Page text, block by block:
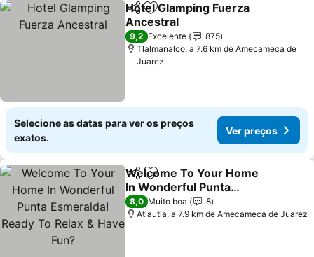
PartilharAdicionar aos favoritos
Hotel Glamping Fuerza
Ancestral
Ver preços
9,2 Excelente
875
Tlalmanalco, a 7.6 km de Amecameca de
Juarez
Selecione as datas para ver os preços
exatos.
Ver preços
PartilharAdicionar aos favoritos
Welcome To Your Home
In Wonderful Punta
Esmeralda! Ready To
Relax & Have Fun?
Ver preços
8,0 Muito boa
8
Atlautla, a 7.9 km de Amecameca de Juarez